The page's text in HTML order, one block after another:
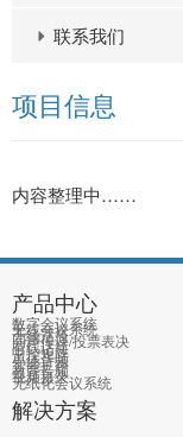
联系我们
项目信息
内容整理中……
产品中心
数字会议系统
无线会议系统
无线话筒
同声传译/投票表决
有线话筒
中控矩阵
单体音频
智能扩声
教育音频
视频摄录
无纸化会议系统
解决方案